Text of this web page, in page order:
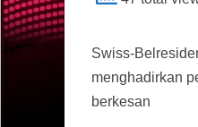
Swiss-
menghadirkan
berkesan